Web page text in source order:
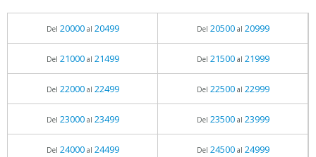
Del 20000al 20499 Del 20500al 20999
Del 21000al 21499 Del 21500al 21999
Del 22000al 22499 Del 22500al 22999
Del 23000al 23499 Del 23500al 23999
Del 24000al 24499 Del 24500al 24999